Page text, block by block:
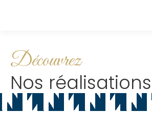
Découvrez
Nos réalisations